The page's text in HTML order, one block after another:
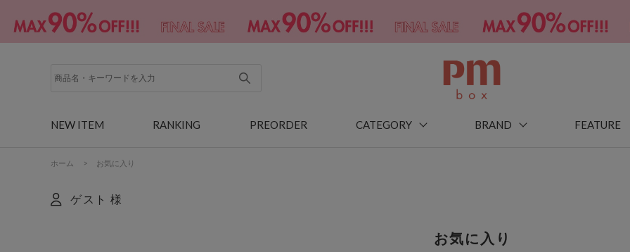
NEW ITEM RANKING PREORDER CATEGORY BRAND FEATURE
ホーム > お気に入り
ゲスト 様
お気に入り